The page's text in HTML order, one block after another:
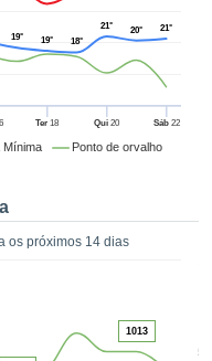
Mínima Ponto de orvalho
Ter 18 Qui 20 Sáb22
19° 19° 18°
21° 20° 21°
os próximos 14 dias
50
1013